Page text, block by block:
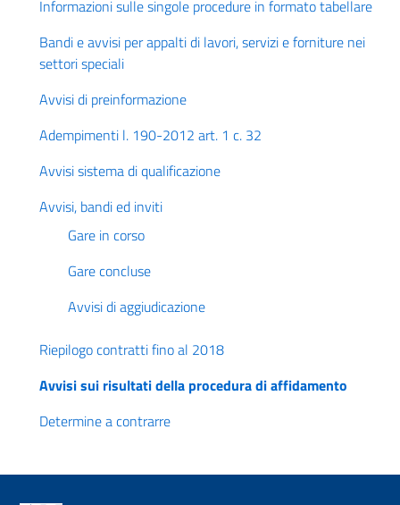
Informazioni sulle singole procedure in formato tabellare
Bandi e avvisi per appalti di lavori, servizi e forniture nei
settori speciali
Avvisi di preinformazione
Adempimenti l. 190-2012 art. 1 c. 32
Avvisi sistema di qualificazione
Avvisi, bandi ed inviti
Gare in corso
Gare concluse
Avvisi di aggiudicazione
Riepilogo contratti fino al 2018
Avvisi sui risultati della procedura di affidamento
Determine a contrarre